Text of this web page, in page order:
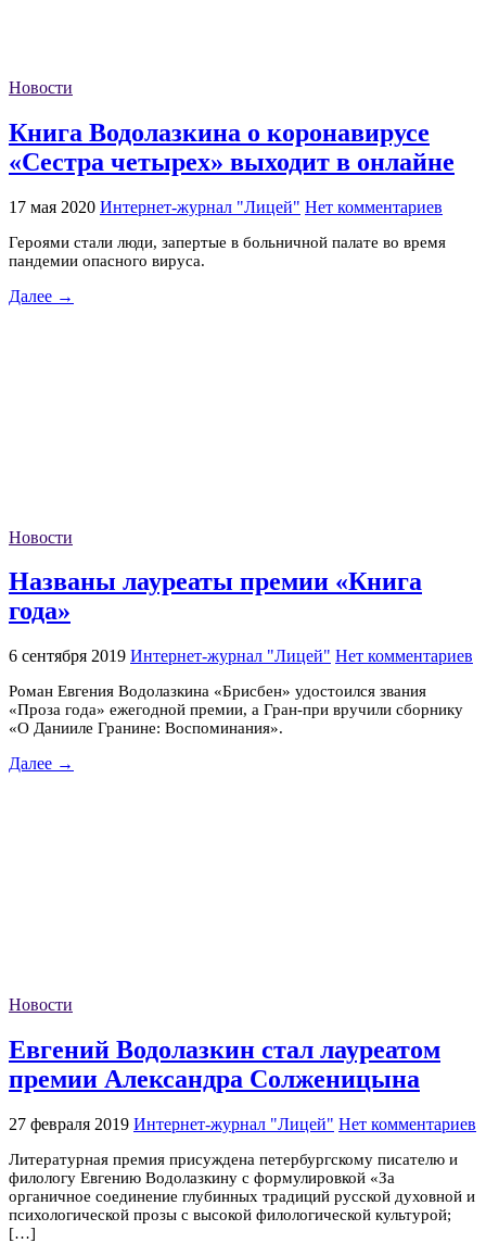
Новости
Книга Водолазкина о коронавирусе
«Сестра четырех» выходит в онлайне
17 мая 2020 Интернет-журнал "Лицей" Нет комментариев
Героями стали люди, запертые в больничной палате во время
пандемии опасного вируса.
Далее →
Новости
Названы лауреаты премии «Книга
года»
6 сентября 2019 Интернет-журнал "Лицей" Нет комментариев
Роман Евгения Водолазкина «Брисбен» удостоился звания
«Проза года» ежегодной премии, а Гран-при вручили сборнику
«О Данииле Гранине: Воспоминания».
Далее →
Новости
Евгений Водолазкин стал лауреатом
премии Александра Солженицына
27 февраля 2019 Интернет-журнал "Лицей" Нет комментариев
Литературная премия присуждена петербургскому писателю и
филологу Евгению Водолазкину с формулировкой «За
органичное соединение глубинных традиций русской духовной и
психологической прозы с высокой филологической культурой;
[…]